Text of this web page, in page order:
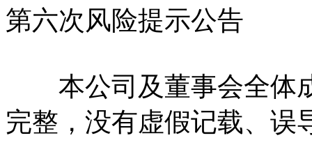
第六次风险提示公告
本公司及董事会全体
完整，没有虚假记载、误